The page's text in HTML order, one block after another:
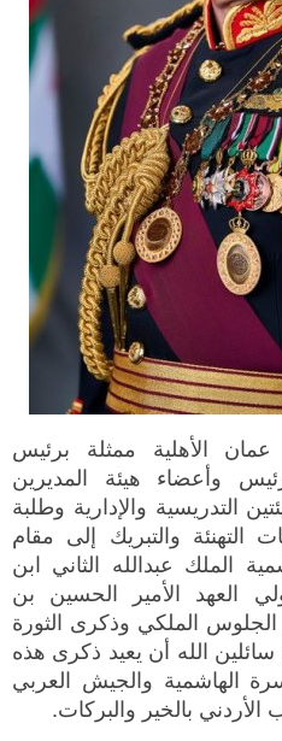
الأهلية ممثلة برئيس
وأعضاء هيئة المديرين
التدريسية والإدارية وطلبة
التهنئة والتبريك إلى مقام
الملك عبدالله الثاني ابن
العهد الأمير الحسين بن
الجلوس الملكي وذكرى الثورة
الله أن يعيد ذكرى هذه
الهاشمية والجيش العربي
بالخير والبركات.